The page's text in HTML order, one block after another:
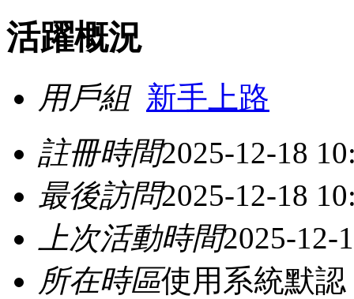
活躍概況
用戶組 新手上路
註冊時間2025-12-18
最後訪問2025-12-18
上次活動時間2025-12-
所在時區使用系統默認